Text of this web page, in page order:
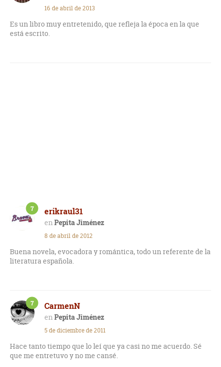
16 de abril de 2013
Es un libro muy entretenido, que refleja la época en la que
está escrito.
erikraul31
Pepita Jiménez
7
8 de abril de 2012
Buena novela, evocadora y romántica, todo un referente de la
literatura española.
CarmenN
Pepita Jiménez
7
5 de diciembre de 2011
Hace tanto tiempo que lo leí que ya casi no me acuerdo. Sé
que me entretuvo y no me cansé.